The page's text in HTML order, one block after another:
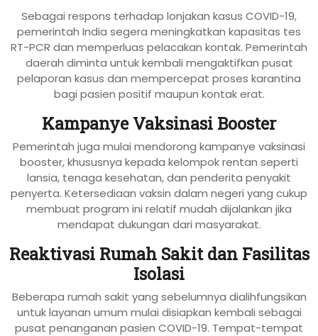
Sebagai respons terhadap lonjakan kasus COVID-19,
pemerintah India segera meningkatkan kapasitas tes
RT-PCR dan memperluas pelacakan kontak. Pemerintah
daerah diminta untuk kembali mengaktifkan pusat
pelaporan kasus dan mempercepat proses karantina
bagi pasien positif maupun kontak erat.
Kampanye Vaksinasi Booster
Pemerintah juga mulai mendorong kampanye vaksinasi
booster, khususnya kepada kelompok rentan seperti
lansia, tenaga kesehatan, dan penderita penyakit
penyerta. Ketersediaan vaksin dalam negeri yang cukup
membuat program ini relatif mudah dijalankan jika
mendapat dukungan dari masyarakat.
Reaktivasi Rumah Sakit dan Fasilitas
Isolasi
Beberapa rumah sakit yang sebelumnya dialihfungsikan
untuk layanan umum mulai disiapkan kembali sebagai
pusat penanganan pasien COVID-19. Tempat-tempat